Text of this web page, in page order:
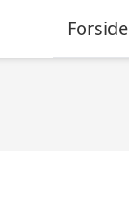
Forside